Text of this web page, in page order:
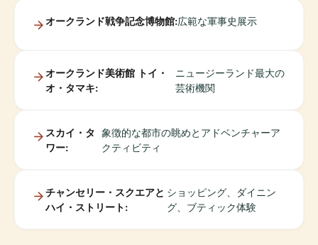
オークランド戦争記念博物館:広範な軍事史展示
オークランド美術館 トイ・
オ・タマキ:
ニュージーランド最大の
芸術機関
スカイ・タ
ワー:
象徴的な都市の眺めとアドベンチャーア
クティビティ
チャンセリー・スクエアと
ハイ・ストリート:
ショッピング、ダイニン
グ、ブティック体験